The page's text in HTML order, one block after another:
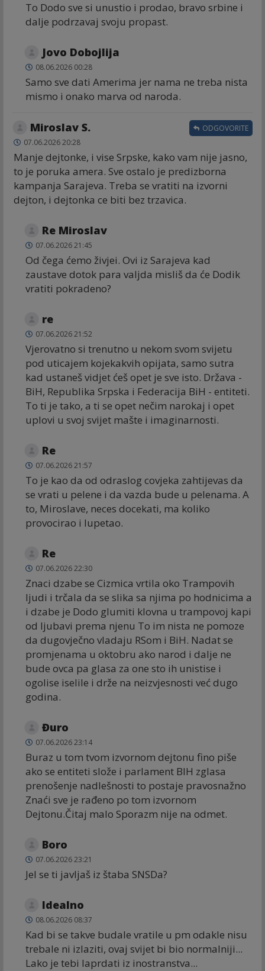
To Dodo sve si unustio i prodao, bravo srbine i
dalje podrzavaj svoju propast.
Jovo Dobojlija
08.06.2026 00:28
Samo sve dati Amerima jer nama ne treba nista
mismo i onako marva od naroda.
Miroslav S.
07.06.2026 20:28
Manje dejtonke, i vise Srpske, kako vam nije jasno,
to je poruka amera. Sve ostalo je predizborna
kampanja Sarajeva. Treba se vratiti na izvorni
dejton, i dejtonka ce biti bez trzavica.
ODGOVORITE
Re Miroslav
07.06.2026 21:45
Od čega ćemo živjei. Ovi iz Sarajeva kad
zaustave dotok para valjda misliš da će Dodik
vratiti pokradeno?
re
07.06.2026 21:52
Vjerovatno si trenutno u nekom svom svijetu
pod uticajem kojekakvih opijata, samo sutra
kad ustaneš vidjet ćeš opet je sve isto. Država -
BiH, Republika Srpska i Federacija BiH - entiteti.
To ti je tako, a ti se opet nečim narokaj i opet
uplovi u svoj svijet mašte i imaginarnosti.
Re
07.06.2026 21:57
To je kao da od odraslog covjeka zahtijevas da
se vrati u pelene i da vazda bude u pelenama. A
to, Miroslave, neces docekati, ma koliko
provocirao i lupetao.
Re
07.06.2026 22:30
Znaci dzabe se Cizmica vrtila oko Trampovih
ljudi i trčala da se slika sa njima po hodnicima a
i dzabe je Dodo glumiti klovna u trampovoj kapi
od ljubavi prema njenu To im nista ne pomoze
da dugovječno vladaju RSom i BiH. Nadat se
promjenama u oktobru ako narod i dalje ne
bude ovca pa glasa za one sto ih unistise i
ogolise iselile i drže na neizvjesnosti već dugo
godina.
Đuro
07.06.2026 23:14
Buraz u tom tvom izvornom dejtonu fino piše
ako se entiteti slože i parlament BIH zglasa
prenošenje nadlešnosti to postaje pravosnažno
Znaći sve je rađeno po tom izvornom
Dejtonu.Čitaj malo Sporazm nije na odmet.
Boro
07.06.2026 23:21
Jel se ti javljaš iz štaba SNSDa?
Idealno
08.06.2026 08:37
Kad bi se takve budale vratile u pm odakle nisu
trebale ni izlaziti, ovaj svijet bi bio normalniji...
Lako je tebi laprdati iz inostranstva...